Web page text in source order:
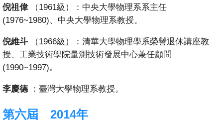
導
覽
聯
絡
資
訊
English
倪祖偉（1961級）：中央大學物理系系主任
(1976~1980)、中央大學物理系教授。
倪維斗
（1966級）：清華大學物理學系榮譽退休講座教
授、工業技術學院量測技術發展中心兼任顧問
(1990~1997)。
李慶德 ：臺灣大學物理系教授。
第六屆 2014年